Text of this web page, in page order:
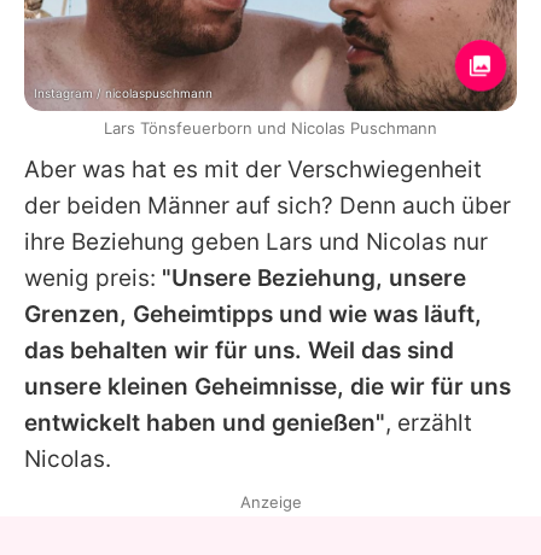
Aber was hat es mit der Verschwiegenheit
der beiden Männer auf sich? Denn auch über
ihre Beziehung geben Lars und Nicolas nur
wenig preis: "Unsere Beziehung, unsere
Grenzen, Geheimtipps und wie was läuft,
das behalten wir für uns. Weil das sind
unsere kleinen Geheimnisse, die wir für uns
entwickelt haben und genießen", erzählt
Nicolas.
Instagram / nicolaspuschmann
Lars Tönsfeuerborn und Nicolas Puschmann
Anzeige